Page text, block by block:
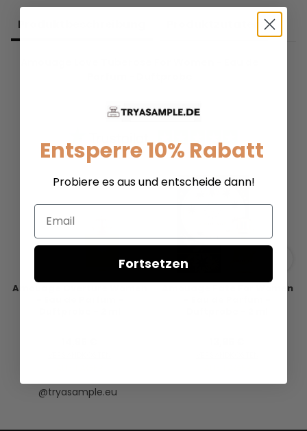
Produkt­beschreibung
Amouage Overture Women
Amouage Fate For Women
@tryasample.eu
Entsperre 10% Rabatt
Probiere es aus und entscheide dann!
Email
Fortsetzen